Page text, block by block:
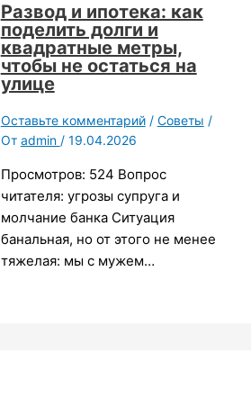
Развод и ипотека: как
поделить долги и
квадратные метры,
чтобы не остаться на
улице
Оставьте комментарий / Советы /
От admin / 19.04.2026
Просмотров: 524 Вопрос
читателя: угрозы супруга и
молчание банка Ситуация
банальная, но от этого не менее
тяжелая: мы с мужем…